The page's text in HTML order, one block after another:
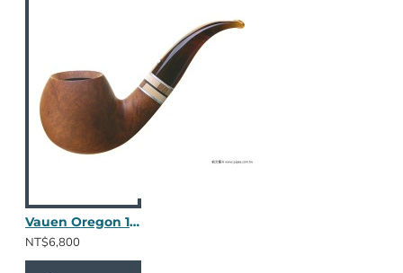
Vauen Oregon 119
NT$6,800